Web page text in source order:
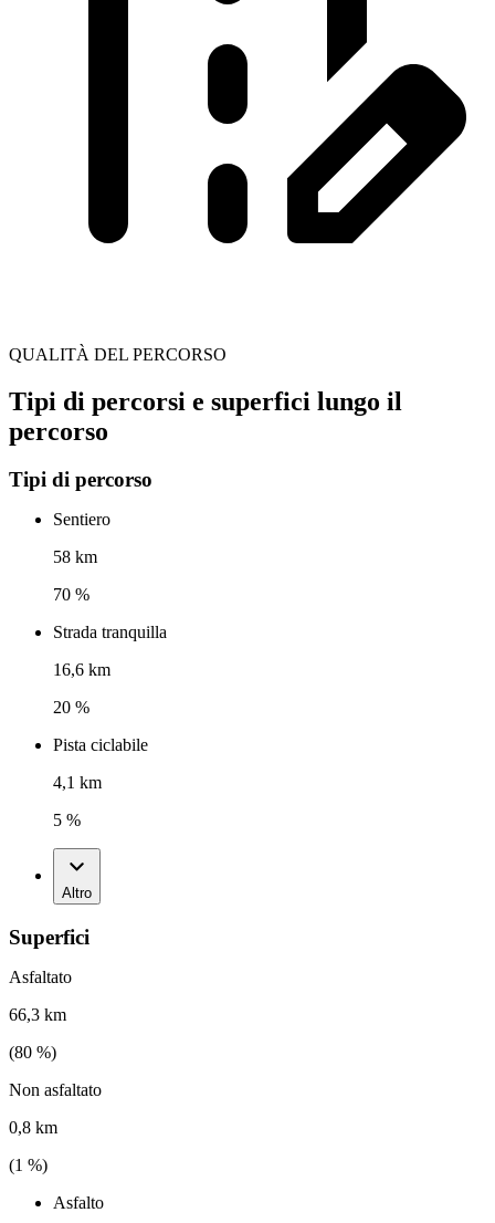
QUALITÀ DEL PERCORSO
Tipi di percorsi e superfici lungo il
percorso
Tipi di percorso
Sentiero
58 km
70 %
Strada tranquilla
16,6 km
20 %
Pista ciclabile
4,1 km
5 %
Altro
Superfici
Asfaltato
66,3 km
(80 %)
Non asfaltato
0,8 km
(1 %)
Asfalto